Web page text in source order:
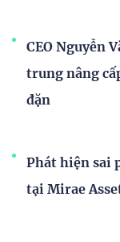
CEO Nguyễn
trung nâng
đặn
Phát hiện sai
tại Mirae